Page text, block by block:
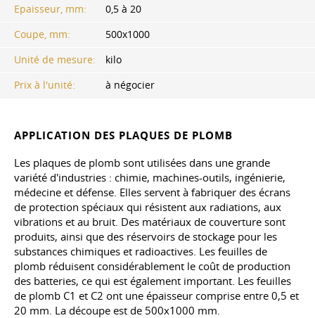
Epaisseur, mm:
0,5 à 20
Coupe, mm:
500x1000
Unité de mesure:
kilo
Prix à l'unité:
à négocier
APPLICATION DES PLAQUES DE PLOMB
Les plaques de plomb sont utilisées dans une grande
variété d'industries : chimie, machines-outils, ingénierie,
médecine et défense. Elles servent à fabriquer des écrans
de protection spéciaux qui résistent aux radiations, aux
vibrations et au bruit. Des matériaux de couverture sont
produits, ainsi que des réservoirs de stockage pour les
substances chimiques et radioactives. Les feuilles de
plomb réduisent considérablement le coût de production
des batteries, ce qui est également important. Les feuilles
de plomb C1 et C2 ont une épaisseur comprise entre 0,5 et
20 mm. La découpe est de 500x1000 mm.